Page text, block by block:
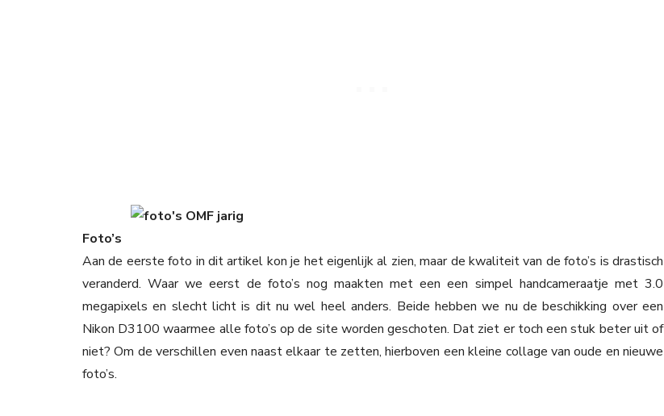
Foto’s
Aan de eerste foto in dit artikel kon je het eigenlijk al zien, maar de kwaliteit van de foto’s is drastisch
veranderd. Waar we eerst de foto’s nog maakten met een een simpel handcameraatje met 3.0
megapixels en slecht licht is dit nu wel heel anders. Beide hebben we nu de beschikking over een
Nikon D3100 waarmee alle foto’s op de site worden geschoten. Dat ziet er toch een stuk beter uit of
niet? Om de verschillen even naast elkaar te zetten, hierboven een kleine collage van oude en nieuwe
foto’s.